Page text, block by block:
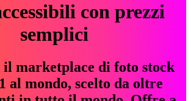
con prezzi
semplici
il marketplace di foto stock
al mondo, scelto da oltre